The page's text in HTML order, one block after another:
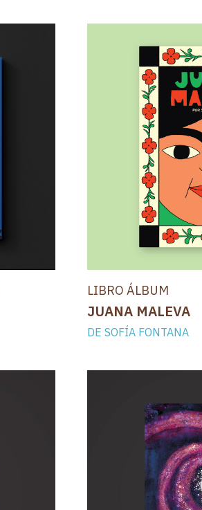
LIBRO ÁLBUM
JUANA MALEVA
DE SOFÍA FONTANA